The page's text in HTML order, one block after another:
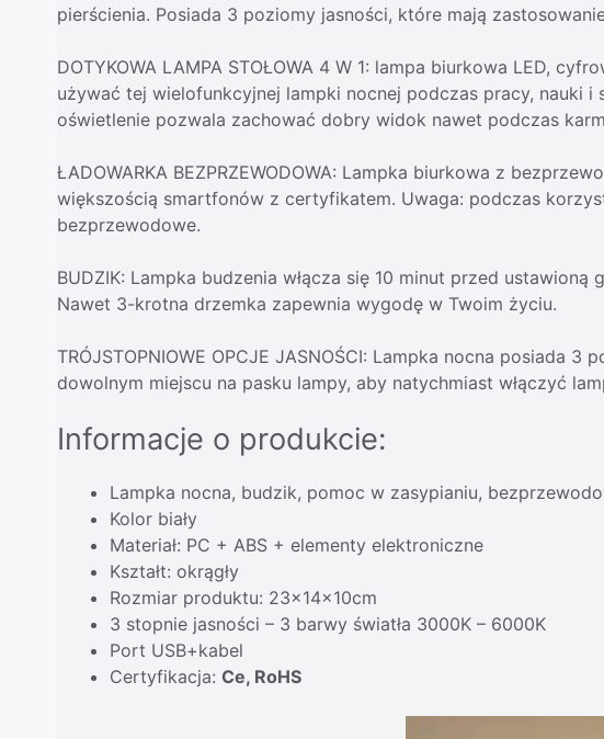
pierścienia. Posiada 3 poziomy jasności, które mają
DOTYKOWA LAMPA STOŁOWA 4 W 1: lampa biurkowa LED,
używać tej wielofunkcyjnej lampki nocnej podczas pracy, nauki i
oświetlenie pozwala zachować dobry widok nawet podczas
ŁADOWARKA BEZPRZEWODOWA: Lampka biurkowa z
większością smartfonów z certyfikatem. Uwaga: podczas
bezprzewodowe.
BUDZIK: Lampka budzenia włącza się 10 minut przed
Nawet 3-krotna drzemka zapewnia wygodę w Twoim życiu.
TRÓJSTOPNIOWE OPCJE JASNOŚCI: Lampka nocna posiada
dowolnym miejscu na pasku lampy, aby natychmiast włączyć
Informacje o produkcie:
Lampka nocna, budzik, pomoc w zasypianiu,
Kolor biały
Materiał: PC + ABS + elementy elektroniczne
Kształt: okrągły
Rozmiar produktu: 23x14x10cm
3 stopnie jasności – 3 barwy światła 3000K – 6000K
Port USB+kabel
Certyfikacja: Ce, RoHS